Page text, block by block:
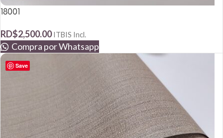
18001
RD$2,500.00 ITBIS Incl.
Compra por Whatsapp
Save